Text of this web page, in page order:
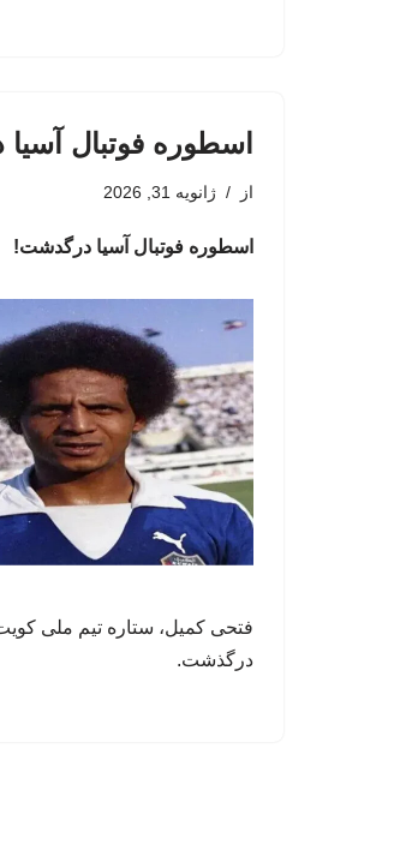
اسطوره فوتبال
از ژانویه 31, 2026
اسطوره فوتبال آسیا درگدشت!
درگذشت.